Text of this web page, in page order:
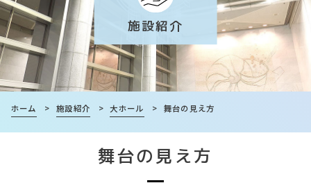
施設紹介
ホーム > 施設紹介 > 大ホール > 舞台の見え方
舞台の見え方